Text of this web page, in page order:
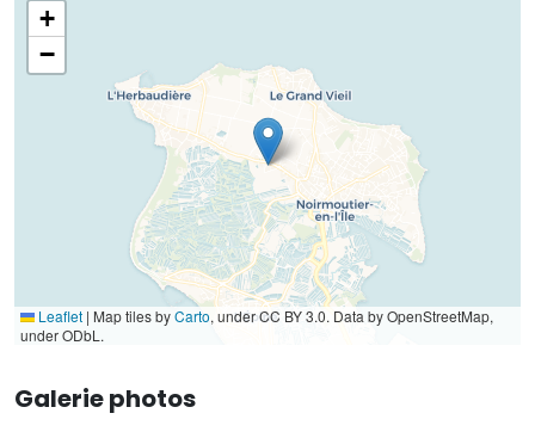
+
−
Leaflet | Map tiles byCarto, under CC BY 3.0. Data by OpenStreetMap,
under ODbL.
Galerie photos